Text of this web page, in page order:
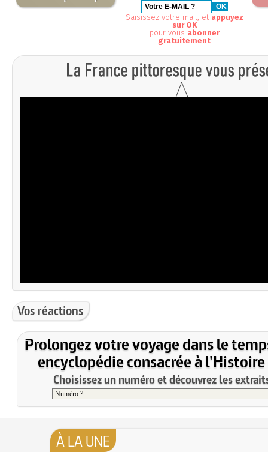
Saisissez votre mail, et appuyez
sur OK
pour vous abonner
gratuitement
Vos réactions
Prolongez votre voyage dans le
encyclopédie consacrée à l'Histoire
Choisissez un numéro et découvrez les
À LA UNE